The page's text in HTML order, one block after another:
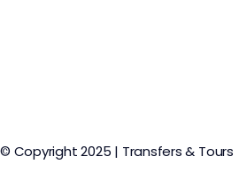
© Copyright 2025 | Transfers & Tours